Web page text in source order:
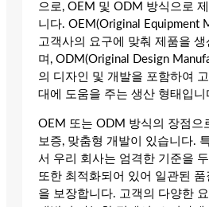
으로, OEM 및 ODM 방식으로
니다. OEM(Original Equipment
고객사의 요구에 맞춰 제품을
며, ODM(Original Design
의 디자인 및 개발을 포함하여
대에 도움을 주는 생산 형태입니
OEM 또는 ODM 방식의 장점으
보증, 맞춤형 개발이 있습니다.
서 우리 회사는 엄격한 기준을
또한 최적화되어 있어 일관된
을 보장합니다. 고객의 다양한